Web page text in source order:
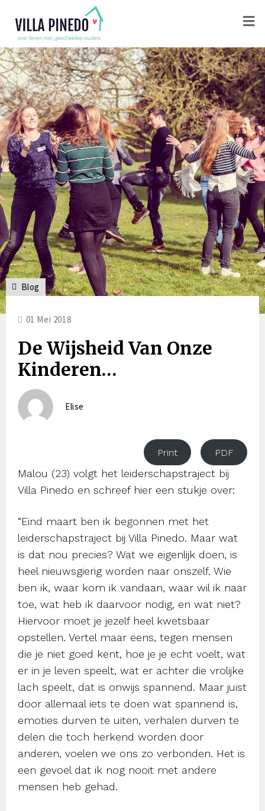
Blog
De Wijsheid Van Onze
Kinderen…
Elise
01 Mei 2018
Print PDF
Malou (23) volgt het leiderschapstraject bij
Villa Pinedo en schreef hier een stukje over:
“Eind maart ben ik begonnen met het
leiderschapstraject bij Villa Pinedo. Maar wat
is dat nou precies? Wat we eigenlijk doen, is
heel nieuwsgierig worden naar onszelf. Wie
ben ik, waar kom ik vandaan, waar wil ik naar
toe, wat heb ik daarvoor nodig, en wat niet?
Hiervoor moet je jezelf heel kwetsbaar
opstellen. Vertel maar eens, tegen mensen
die je niet goed kent, hoe je je echt voelt, wat
er in je leven speelt, wat er achter die vrolijke
lach speelt, dat is onwijs spannend. Maar juist
door allemaal iets te doen wat spannend is,
emoties durven te uiten, verhalen durven te
delen die toch herkend worden door
anderen, voelen we ons zo verbonden. Het is
een gevoel dat ik nog nooit met andere
mensen heb gehad.